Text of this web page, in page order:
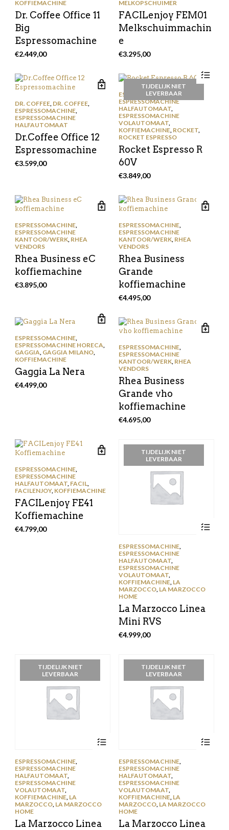
KOFFIEMACHINE
Dr. Coffee Office 11
Big
Espressomachine
€2.449,00
MELKOPSCHUIMER
FACILenjoy FEM01
Melkschuimmachin
e
€3.295,00
DR. COFFEE, DR. COFFEE,
ESPRESSOMACHINE,
ESPRESSOMACHINE
HALFAUTOMAAT
Dr.Coffee Office 12
Espressomachine
€3.599,00
TIJDELIJK NIET
LEVERBAAR
ESPRESSOMACHINE,
ESPRESSOMACHINE
HALFAUTOMAAT,
ESPRESSOMACHINE
VOLAUTOMAAT,
KOFFIEMACHINE, ROCKET,
ROCKET ESPRESSO
Rocket Espresso R
60V
€3.849,00
ESPRESSOMACHINE,
ESPRESSOMACHINE
KANTOOR/WERK, RHEA
VENDORS
Rhea Business eC
koffiemachine
€3.895,00
ESPRESSOMACHINE,
ESPRESSOMACHINE
KANTOOR/WERK, RHEA
VENDORS
Rhea Business
Grande
koffiemachine
€4.495,00
ESPRESSOMACHINE,
ESPRESSOMACHINE HORECA
GAGGIA GAGGIA MILANO,
KOFFIEMACHINE
Gaggia La Nera
€4.499,00
ESPRESSOMACHINE,
ESPRESSOMACHINE
KANTOOR/WERK, RHEA
VENDORS
Rhea Business
Grande vho
koffiemachine
€4.695,00
ESPRESSOMACHINE,
ESPRESSOMACHINE
HALFAUTOMAAT, FACIL,
FACILENJOY, KOFFIEMACHINE
FACILenjoy FE41
Koffiemachine
€4.799,00
TIJDELIJK NIET
LEVERBAAR
ESPRESSOMACHINE,
ESPRESSOMACHINE
HALFAUTOMAAT,
ESPRESSOMACHINE
VOLAUTOMAAT,
KOFFIEMACHINE, LA
MARZOCCO, LA MARZOCCO
HOME
La Marzocco Linea
Mini RVS
€4.999,00
TIJDELIJK NIET
LEVERBAAR
ESPRESSOMACHINE,
ESPRESSOMACHINE
HALFAUTOMAAT,
ESPRESSOMACHINE
VOLAUTOMAAT,
KOFFIEMACHINE, LA
MARZOCCO, LA MARZOCCO
HOME
La Marzocco Linea
TIJDELIJK NIET
LEVERBAAR
ESPRESSOMACHINE,
ESPRESSOMACHINE
HALFAUTOMAAT,
ESPRESSOMACHINE
VOLAUTOMAAT,
KOFFIEMACHINE, LA
MARZOCCO, LA MARZOCCO
HOME
La Marzocco Linea